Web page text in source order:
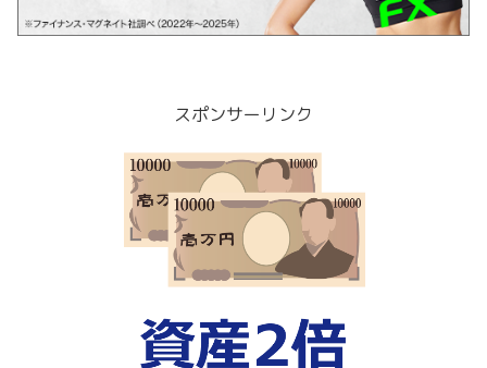
スポンサーリンク